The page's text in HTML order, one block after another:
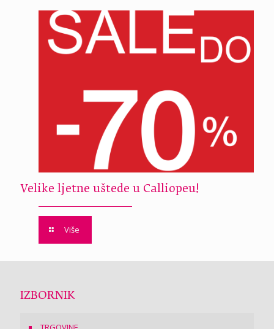
Velike ljetne uštede u Calliopeu!
Više
IZBORNIK